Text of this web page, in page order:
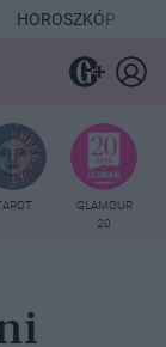
HOROSZKÓP
GLAMOUR
20